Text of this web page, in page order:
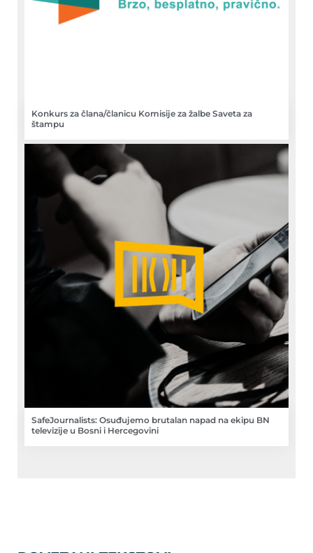
Konkurs za člana/članicu Komisije za žalbe Saveta za
štampu
SafeJournalists: Osuđujemo brutalan napad na ekipu BN
televizije u Bosni i Hercegovini